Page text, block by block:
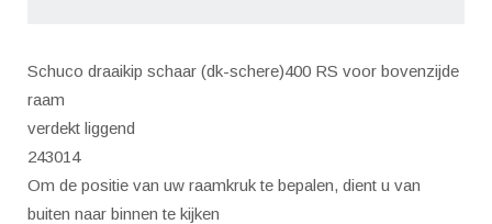
400
RS
aantal
Schuco draaikip schaar (dk-schere)400 RS voor bovenzijde
raam
verdekt liggend
243014
Om de positie van uw raamkruk te bepalen, dient u van
buiten naar binnen te kijken